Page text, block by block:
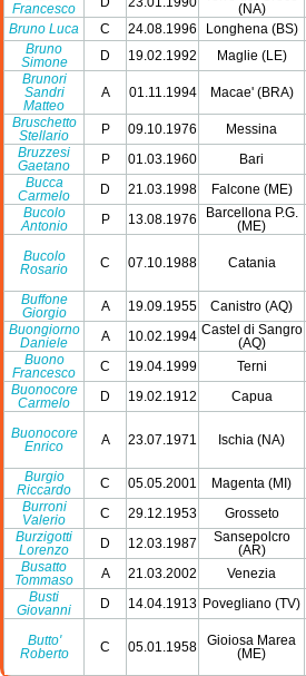
Francesco
(NA)
Bruno Luca
C 24.08.1996 Longhena (BS)
Bruno
Simone
D 19.02.1992 Maglie (LE)
Brunori
Sandri
Matteo
A 01.11.1994 Macae' (BRA)
Bruschetto
Stellario
P 09.10.1976 Messina
Bruzzesi
Gaetano
P 01.03.1960 Bari
Bucca
Carmelo
D 21.03.1998 Falcone (ME)
Bucolo
Antonio
P 13.08.1976
Barcellona P.G.
(ME)
Bucolo
Rosario
C 07.10.1988 Catania
Buffone
Giorgio
A 19.09.1955 Canistro (AQ)
Buongiorno
Daniele
A 10.02.1994 Castel di Sangro
(AQ)
Buono
Francesco
C 19.04.1999 Terni
Buonocore
Carmelo
D 19.02.1912 Capua
Buonocore
Enrico
A 23.07.1971 Ischia (NA)
Burgio
Riccardo
C 05.05.2001 Magenta (MI)
Burroni
Valerio
C 29.12.1953 Grosseto
Burzigotti
Lorenzo
D 12.03.1987
Sansepolcro
(AR)
Busatto
Tommaso
A 21.03.2002 Venezia
Busti
Giovanni
D 14.04.1913 Povegliano (TV)
Butto'
Roberto
C 05.01.1958
Gioiosa Marea
(ME)